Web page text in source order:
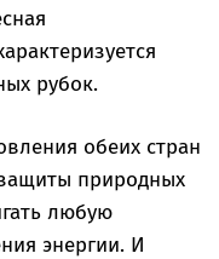
рубок.
обеих стран
природных
любую
энергии. И